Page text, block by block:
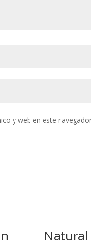
y web en este
Natural